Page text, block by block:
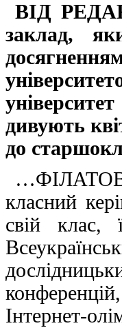
ВІД
заклад,
дивують
до
…ФІЛАТОВА
класний
свій клас,
Інтернет-